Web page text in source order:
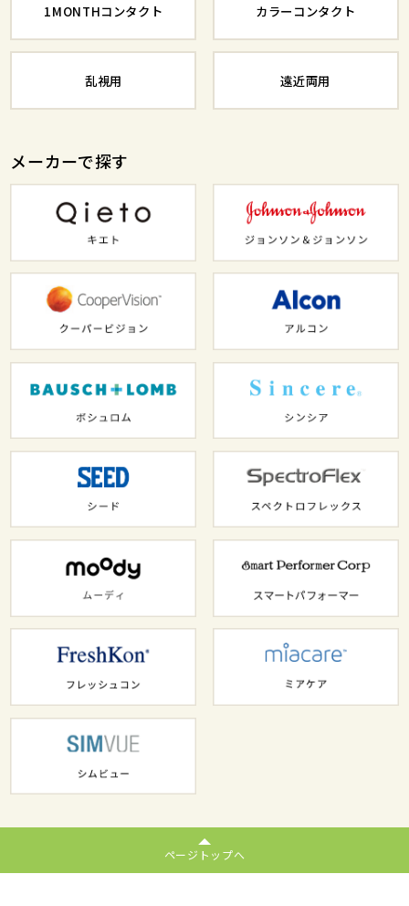
1MONTHコンタクト カラーコンタクト
乱視用 遠近両用
メーカーで探す
ページトップへ